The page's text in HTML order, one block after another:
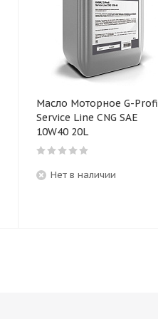
Масло Моторное G-Profi
Service Line CNG SAE
10W40 20L
Нет в наличии